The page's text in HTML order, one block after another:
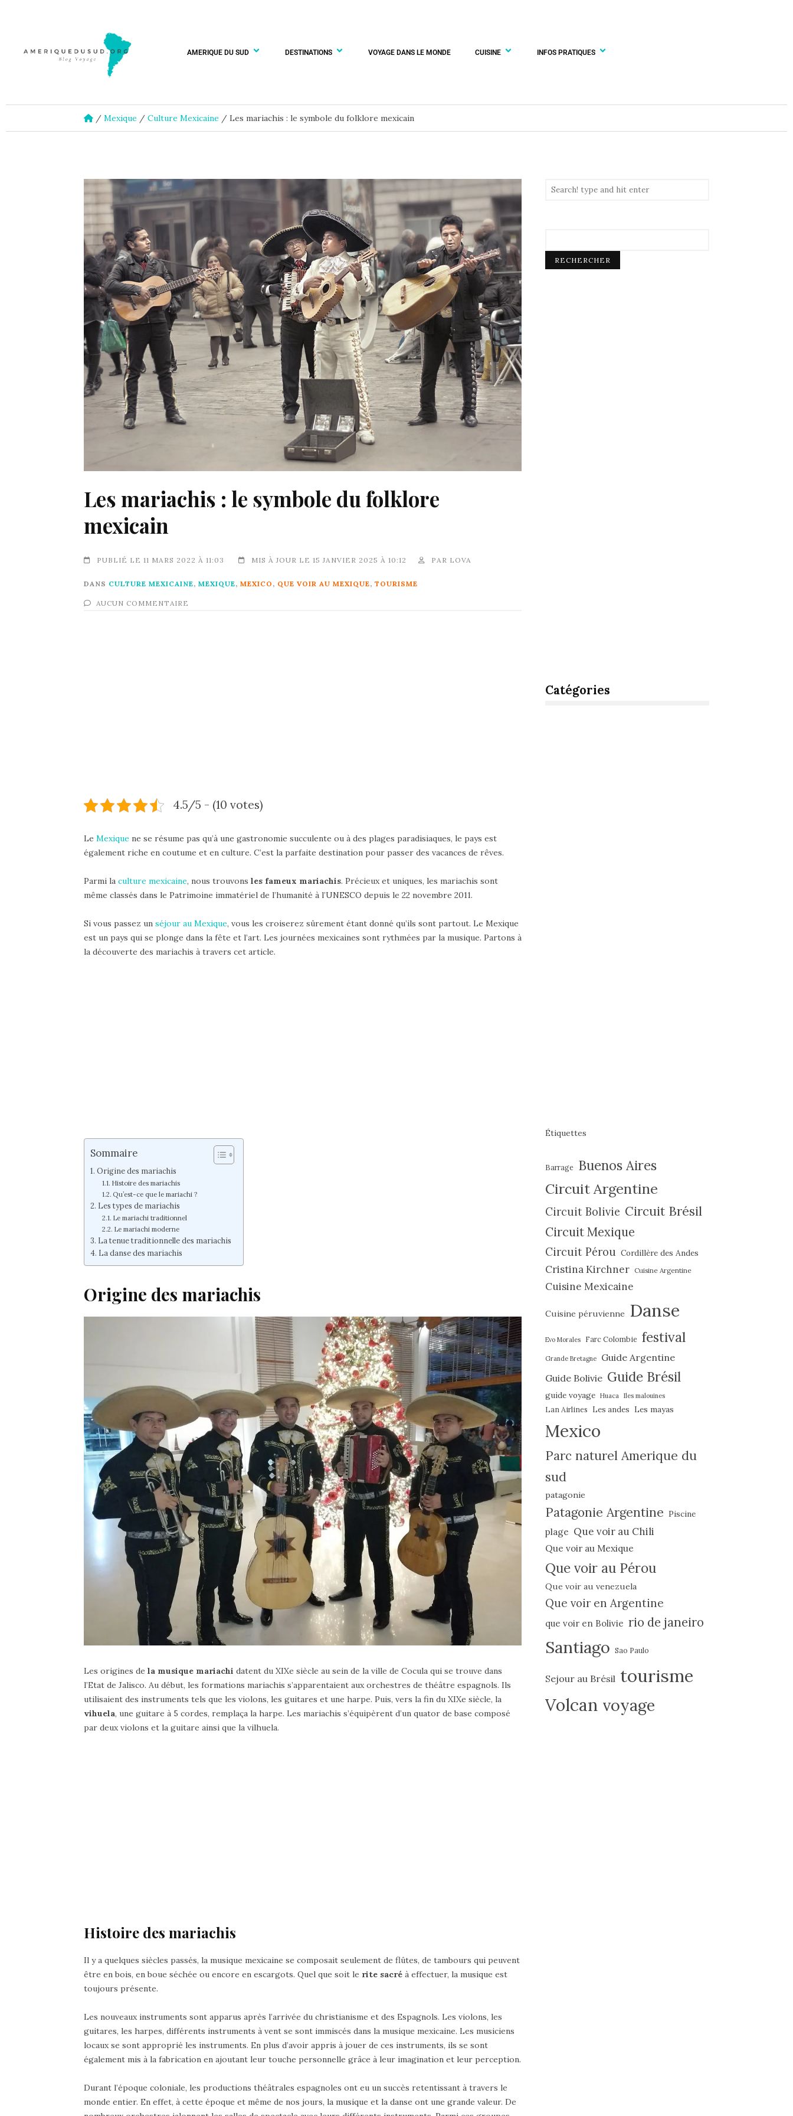
AMERIQUE DU SUD DESTINATIONS VOYAGE DANS LE MONDE CUISINE INFOS PRATIQUES
/ Mexique / Culture Mexicaine / Les mariachis : le symbole du folklore mexicain
Les mariachis : le symbole du folklore
mexicain
PUBLIÉ LE 11 MARS 2022 À 11:03 MIS À JOUR LE 15 JANVIER 2025 À 10:12 PAR LOVA
DANS CULTURE MEXICAINE, MEXIQUE, MEXICO , QUE VOIR AU MEXIQUE, TOURISME
AUCUN COMMENTAIRE
4.5/5 - (10 votes)
Le Mexique ne se résume pas qu’à une gastronomie succulente ou à des plages paradisiaques, le pays est
également riche en coutume et en culture. C’est la parfaite destination pour passer des vacances de rêves.
Parmi la culture mexicaine, nous trouvons les fameux mariachis. Précieux et uniques, les mariachis sont
même classés dans le Patrimoine immatériel de l’humanité à l’UNESCO depuis le 22 novembre 2011.
Si vous passez un séjour au Mexique, vous les croiserez sûrement étant donné qu’ils sont partout. Le Mexique
est un pays qui se plonge dans la fête et l’art. Les journées mexicaines sont rythmées par la musique. Partons à
la découverte des mariachis à travers cet article.
Sommaire
Origine des mariachis
Histoire des mariachis
Qu’est-ce que le mariachi ?
Les types de mariachis
Le mariachi traditionnel
Le mariachi moderne
La tenue traditionnelle des mariachis
La danse des mariachis
Origine des mariachis
Les origines de la musique mariachi datent du XIXe siècle au sein de la ville de Cocula qui se trouve dans
l’Etat de Jalisco. Au début, les formations mariachis s’apparentaient aux orchestres de théâtre espagnols. Ils
utilisaient des instruments tels que les violons, les guitares et une harpe. Puis, vers la fin du XIXe siècle, la
vihuela, une guitare à 5 cordes, remplaça la harpe. Les mariachis s’équipèrent d’un quator de base composé
par deux violons et la guitare ainsi que la vilhuela.
Histoire des mariachis
Il y a quelques siècles passés, la musique mexicaine se composait seulement de flûtes, de tambours qui peuvent
être en bois, en boue séchée ou encore en escargots. Quel que soit le rite sacré à effectuer, la musique est
toujours présente.
Les nouveaux instruments sont apparus après l’arrivée du christianisme et des Espagnols. Les violons, les
guitares, les harpes, différents instruments à vent se sont immiscés dans la musique mexicaine. Les musiciens
locaux se sont approprié les instruments. En plus d’avoir appris à jouer de ces instruments, ils se sont
également mis à la fabrication en ajoutant leur touche personnelle grâce à leur imagination et leur perception.
Durant l’époque coloniale, les productions théâtrales espagnoles ont eu un succès retentissant à travers le
monde entier. En effet, à cette époque et même de nos jours, la musique et la danse ont une grande valeur. De
RECHERCHER
Catégories
Étiquettes
Barrage Buenos Aires
Circuit Argentine
Circuit Bolivie Circuit Brésil
Circuit Mexique
Circuit Pérou Cordillère des Andes
Cristina Kirchner Cuisine Argentine
Cuisine Mexicaine
Cuisine péruvienne Danse
Evo Morales Farc Colombie festival
Grande Bretagne
Guide Argentine
Guide Bolivie Guide Brésil
guide voyage Huaca Iles malouines
Lan Airlines Les andes Les mayas
Mexico
Parc naturel Amerique du
sud
patagonie
Patagonie Argentine Piscine
plage Que voir au Chili
Que voir au Mexique
Que voir au Pérou
Que voir au venezuela
Que voir en Argentine
que voir en Bolivie rio de janeiro
Santiago Sao Paulo
Sejour au Brésil tourisme
Volcan voyage